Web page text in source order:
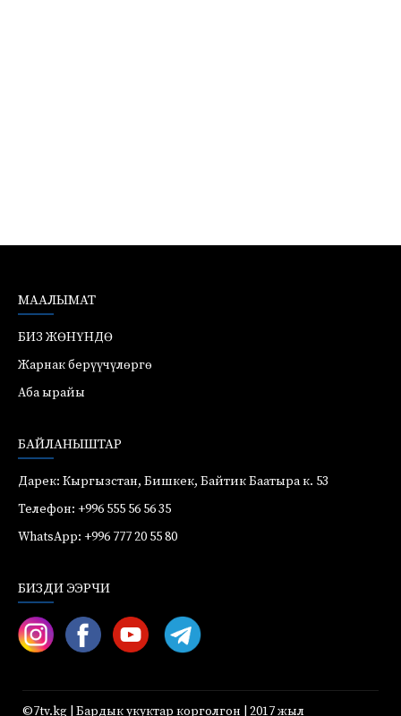
МААЛЫМАТ
БИЗ ЖӨНҮНДӨ
Жарнак берүүчүлөргө
Аба ырайы
БАЙЛАНЫШТАР
Дарек: Кыргызстан, Бишкек, Байтик Баатыра к. 53
Телефон: +996 555 56 56 35
WhatsApp: +996 777 20 55 80
БИЗДИ ЭЭРЧИ
©7tv.kg | Бардык укуктар корголгон | 2017 жыл